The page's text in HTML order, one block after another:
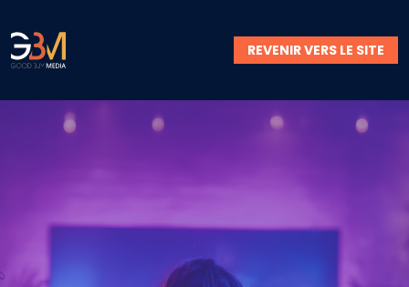
REVENIR VERS LE SITE